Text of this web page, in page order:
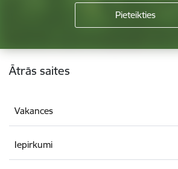
Kājene
Ātrās saites
Vakances
Iepirkumi